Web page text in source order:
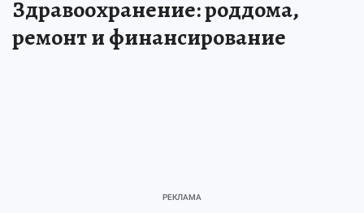
Здравоохранение: роддома,
ремонт и финансирование